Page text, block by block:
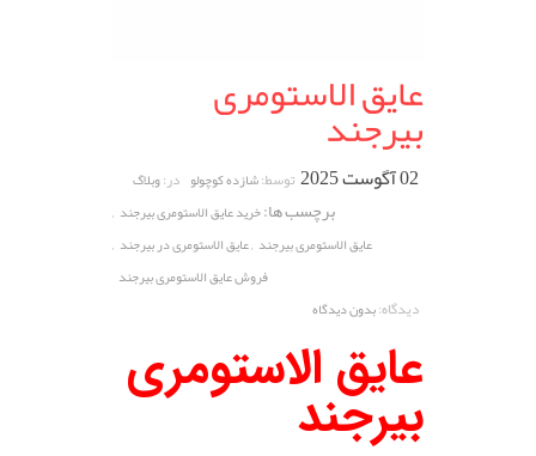
عایق الاستومری
بیرجند
02 آگوست 2025 توسط:شازده کوچولو در:وبلاگ
برچسب ها:خرید عایق الاستومری بیرجند ,
عایق الاستومری بیرجند ,عایق الاستومری در بیرجند ,
فروش عایق الاستومری بیرجند
دیدگاه:بدون دیدگاه
عایق الاستومری
بیرجند